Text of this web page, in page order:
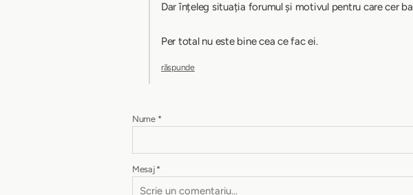
Dar înțeleg situația forumul și motivul pentru care cer
Per total nu este bine cea ce fac ei.
răspunde
Nume *
Mesaj *